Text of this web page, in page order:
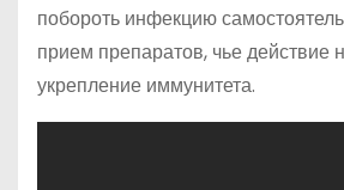
побороть инфекцию
прием препаратов, чье действие
укрепление иммунитета.